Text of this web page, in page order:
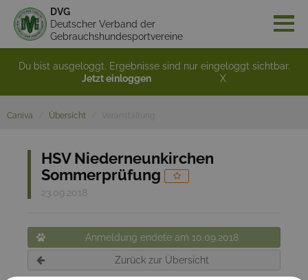
DVG
Deutscher Verband der
Gebrauchshundesportvereine
Du bist ausgeloggt. Ergebnisse sind nur eingeloggt sichtbar.
Jetzt einloggen
X
Caniva Übersicht
HSV Niederneunkirchen
Sommerprüfung
23.09.2018
Anmeldung endete am 10.09.2018
Zurück zur Übersicht